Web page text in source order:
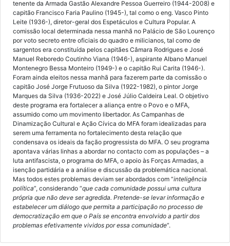
tenente da Armada Gastão Alexandre Pessoa Guerreiro (1944-2008) e
capitão Francisco Faria Paulino (1945-), tal como o eng. Vasco Pinto
Leite (1936-), diretor-geral dos Espetáculos e Cultura Popular. A
comissão local determinada nessa manhã no Palácio de São Lourenço
por voto secreto entre oficiais do quadro e milicianos, tal como de
sargentos era constituída pelos capitães Câmara Rodrigues e José
Manuel Reboredo Coutinho Viana (1946-), aspirante Albano Manuel
Montenegro Bessa Monteiro (1949-) e o capitão Rui Carita (1946-).
Foram ainda eleitos nessa manhã para fazerem parte da comissão o
capitão José Jorge Frutuoso da Silva (1922-1982), o pintor Jorge
Marques da Silva (1936-2022) e José Júlio Caldeira Leal. O objetivo
deste programa era fortalecer a aliança entre o Povo e o MFA,
assumido como um movimento libertador. As Campanhas de
Dinamização Cultural e Ação Cívica do MFA foram idealizadas para
serem uma ferramenta no fortalecimento desta relação que
condensava os ideais da fação progressista do MFA. O seu programa
apontava várias linhas a abordar no contacto com as populações – a
luta antifascista, o programa do MFA, o apoio às Forças Armadas, a
isenção partidária e a análise e discussão da problemática nacional.
Mas todos estes problemas deviam ser abordados com “inteligência
política”, considerando “que cada comunidade possui uma cultura
própria que não deve ser agredida. Pretende-se levar informação e
estabelecer um diálogo que permita a participação no processo de
democratização em que o País se encontra envolvido a partir dos
problemas efetivamente vividos por essa comunidade”.